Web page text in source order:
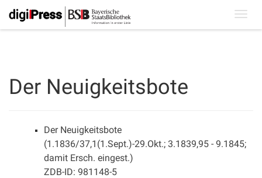
Der Neuigkeitsbote
Der Neuigkeitsbote
(1.1836/37,1(1.Sept.)-29.Okt.; 3.1839,95 - 9.1845;
damit Ersch. eingest.)
ZDB-ID: 981148-5